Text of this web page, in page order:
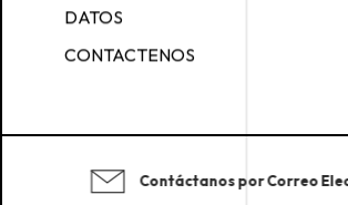
DATOS
CONTACTENOS
Contáctanos por Correo